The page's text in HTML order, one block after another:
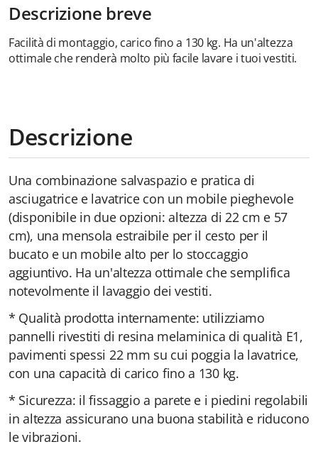
Descrizione breve
Facilità di montaggio, carico fino a 130 kg. Ha un'altezza
ottimale che renderà molto più facile lavare i tuoi vestiti.
Descrizione
Una combinazione salvaspazio e pratica di
asciugatrice e lavatrice con un mobile pieghevole
(disponibile in due opzioni: altezza di 22 cm e 57
cm), una mensola estraibile per il cesto per il
bucato e un mobile alto per lo stoccaggio
aggiuntivo. Ha un'altezza ottimale che semplifica
notevolmente il lavaggio dei vestiti.
* Qualità prodotta internamente: utilizziamo
pannelli rivestiti di resina melaminica di qualità E1,
pavimenti spessi 22 mm su cui poggia la lavatrice,
con una capacità di carico fino a 130 kg.
* Sicurezza: il fissaggio a parete e i piedini regolabili
in altezza assicurano una buona stabilità e riducono
le vibrazioni.